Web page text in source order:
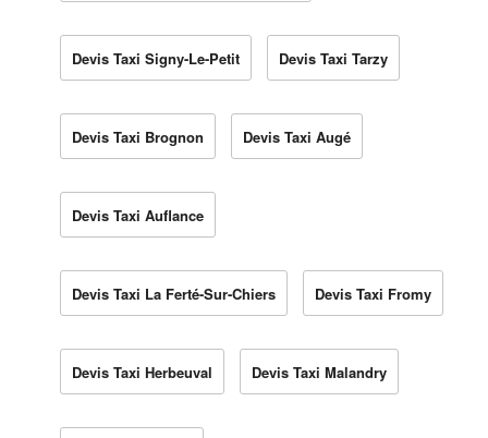
Devis Taxi Signy-Le-Petit Devis Taxi Tarzy
Devis Taxi Brognon Devis Taxi Augé
Devis Taxi Auflance
Devis Taxi La Ferté-Sur-Chiers Devis Taxi Fromy
Devis Taxi Herbeuval Devis Taxi Malandry